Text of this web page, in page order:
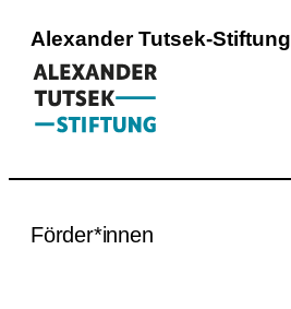
Alexander Tutsek-Stiftung
Förder*innen